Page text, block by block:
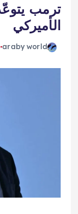
ترمب
الأميركي
araby world